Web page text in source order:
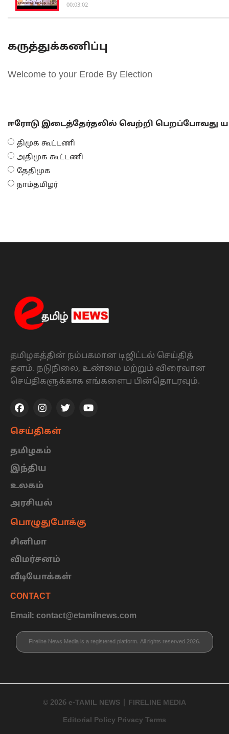
00:03:02
கருத்துக்கணிப்பு
Welcome to your Erode By Election
ஈரோடு இடைத்தேர்தலில் வெற்றி பெறப்போவது
திமுக கூட்டணி
அதிமுக கூட்டணி
தேதிமுக
நாம்தமிழர்
தமிழகத்தின் நம்பகமான டிஜிட்டல் செய்தித்
தளம். நடுநிலை, உண்மை மற்றும் விரைவான
செய்திகளுக்காக எங்களைப பின்தொடரவும்.
செய்திகள்
தமிழகம்
இந்திய
உலகம்
அரசியல்
பொழுதுபோக்கு
சினிமா
விமர்சனம்
வீடியோக்கள்
CONTACT
Email: contact@etamilnews.com
Fireline News Media is a registered platform. All rights reserved 2026.
© 2026 e-TAMIL NEWS | FIRELINE MEDIA
Editorial Policy Privacy Terms